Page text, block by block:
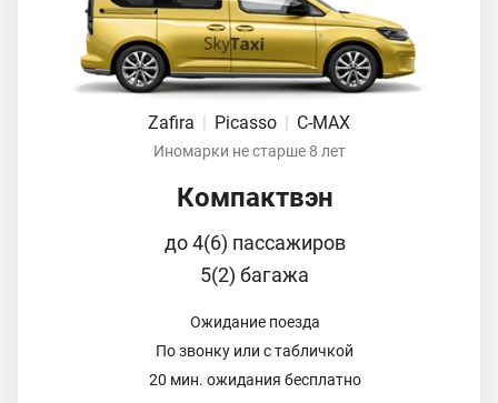
Zafira | Picasso | C-MAX
Иномарки не старше 8 лет
Компактвэн
до 4(6) пассажиров
5(2) багажа
Ожидание поезда
По звонку или с табличкой
20 мин. ожидания бесплатно